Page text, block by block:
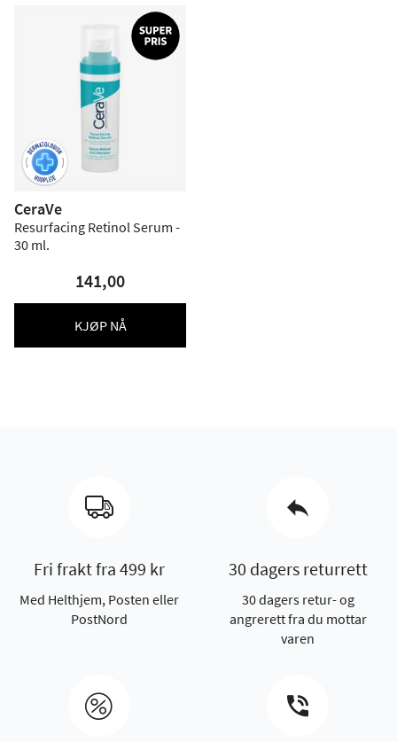
CeraVe
Resurfacing Retinol Serum -
30 ml.
141,00
KJØP NÅ
Fri frakt fra 499 kr
Med Helthjem, Posten eller
PostNord
30 dagers returrett
30 dagers retur- og
angrerett fra du mottar
varen